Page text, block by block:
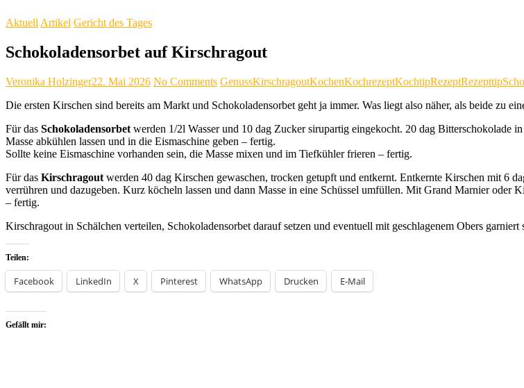
AktuellArtikel Gericht des Tages
Schokoladensorbet auf Kirschragout
Veronika Holzinger22. Mai 2026 No Comments GenussKirschragoutKochenKochrezeptKochtipRezeptRezepttip
Die ersten Kirschen sind bereits am Markt und Schokoladensorbet geht ja immer. Was liegt also näher, als beide zu
Für das Schokoladensorbet werden 1/2l Wasser und 10 dag Zucker sirupartig eingekocht. 20 dag Bitterschokolade
Masse abkühlen lassen und in die Eismaschine geben – fertig.
Sollte keine Eismaschine vorhanden sein, die Masse mixen und im Tiefkühler frieren – fertig.
Für das Kirschragout werden 40 dag Kirschen gewaschen, trocken getupft und entkernt. Entkernte Kirschen mit 6
verrühren und dazugeben. Kurz köcheln lassen und dann Masse in eine Schüssel umfüllen. Mit Grand Marnier oder
– fertig.
Kirschragout in Schälchen verteilen, Schokoladensorbet darauf setzen und eventuell mit geschlagenem Obers
Teilen:
Facebook LinkedIn X Pinterest WhatsApp Drucken E-Mail
Gefällt mir: